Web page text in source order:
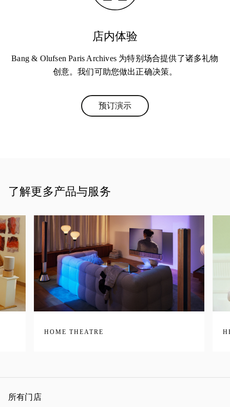
店内体验
Bang & Olufsen Paris Archives 为特别场合提供了诸多礼物
创意。我们可助您做出正确决策。
预订演示Link Opens in New Tab
了解更多产品与服务
HOME THEATRE
所有门店